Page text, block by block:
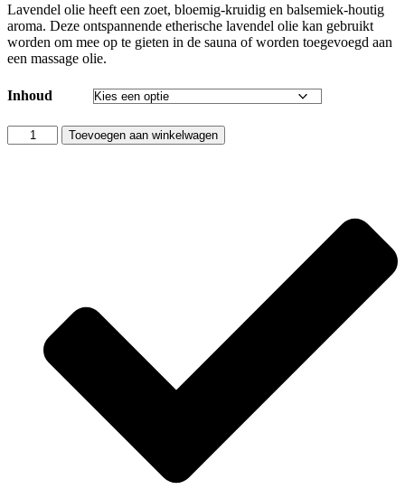
tot
€ 19,99
Lavendel olie heeft een zoet, bloemig-kruidig en balsemiek-houtig
aroma. Deze ontspannende etherische lavendel olie kan gebruikt
worden om mee op te gieten in de sauna of worden toegevoegd aan
een massage olie.
Inhoud
Beauty
&
Toevoegen aan winkelwagen